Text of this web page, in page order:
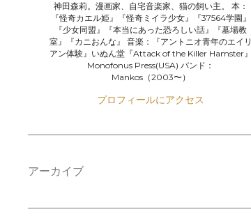
神田森莉。漫画家、自宅音楽家、猫の飼い主。 本：
『怪奇カエル姫』『怪奇ミイラ少女』『37564学園』
『少女同盟』『本当にあった恐ろしい話』『墓場教
室』『カニおんな』 音楽：『アントニオ青年のエイリ
アン体験』いぬん堂『Attack of the Killer Hamster』
Monofonus Press(USA) バンド：
Mankos（2003〜）
プロフィールにアクセス
アーカイブ